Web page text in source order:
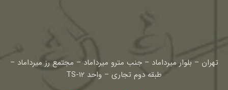
تهران – بلوار میرداماد – جنب مترو میرداماد – مجتمع رز میرداماد –
طبقه دوم تجاری – واحد TS-12